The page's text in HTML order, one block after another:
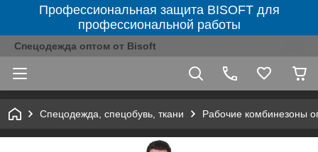
Профессиональная защита BISOFT для
профессиональной работы
Спецодежда оптом от Bisoft
Спецодежда, спецобувь, ткани Рабочие комбинезоны